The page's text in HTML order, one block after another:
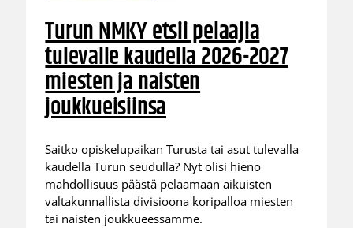
Turun NMKY etsii pelaajia
tulevalle kaudella 2026-2027
miesten ja naisten
joukkueisiinsa
Saitko opiskelupaikan Turusta tai asut tulevalla
kaudella Turun seudulla? Nyt olisi hieno
mahdollisuus päästä pelaamaan aikuisten
valtakunnallista divisioona koripalloa miesten
tai naisten joukkueessamme.